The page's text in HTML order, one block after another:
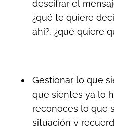
descifrar el
¿qué te quiere
ahí?, ¿qué quiere
Gestionar lo que
que sientes ya lo
reconoces lo que
situación y